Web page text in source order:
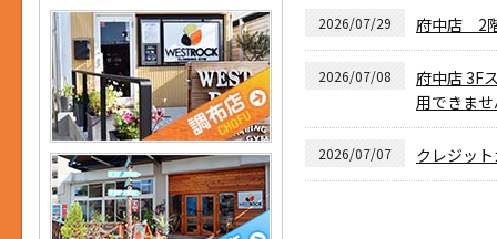
2026/07/29 府中店 2
2026/07/08
府中店 3F
用できま
2026/07/07 クレジッ